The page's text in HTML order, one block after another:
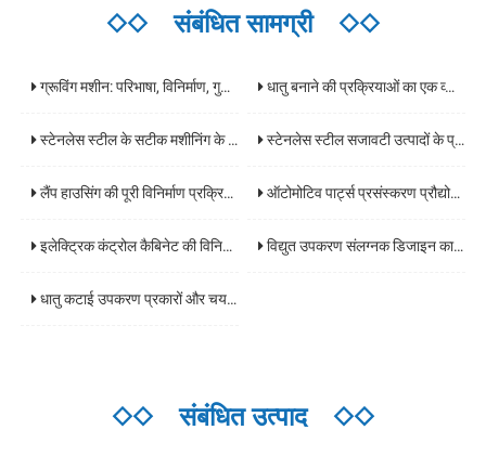
◇◇ संबंधित सामग्री ◇◇
ग्रूविंग मशीन: परिभाषा, विनिर्माण, गुण और औद्योगिक अनुप्रयोग धातु बनाने की प्रक्रियाओं का एक व्यापक विश्लेषण: कोर प्रौद्योगिकियां और अनुप्रयोग परिदृश्य
स्टेनलेस स्टील के सटीक मशीनिंग के मुख्य प्रौद्योगिकियों और उद्योग अनुप्रयोगों का एक व्यापक विश्लेषण स्टेनलेस स्टील सजावटी उत्पादों के प्रसंस्करण की पूरी प्रक्रिया का विश्लेषण और कोर प्रौद्योगिकियों के प्रमुख बिंदुओं
लैंप हाउसिंग की पूरी विनिर्माण प्रक्रिया का एक व्यापक विश्लेषण: सामग्री से तैयार उत्पादों तक मुख्य प्रौद्योगिकियां ऑटोमोटिव पार्ट्स प्रसंस्करण प्रौद्योगिकी का व्यापक विश्लेषण: रिक्तियों से तैयार उत्पादों तक मुख्य प्रौद्योगिकियां
इलेक्ट्रिक कंट्रोल कैबिनेट की विनिर्माण प्रक्रिया की विस्तृत व्याख्या: डिजाइन से डिलीवरी तक एक व्यापक गाइड विद्युत उपकरण संलग्नक डिजाइन का व्यापक विश्लेषण: सामग्री चयन मानदंड, सुरक्षा स्तर, और अनुप्रयोग परिदृश्य दिशानिर्देश
धातु कटाई उपकरण प्रकारों और चयन गाइड का विश्लेषण: प्रसंस्करण दक्षता में सुधार करने की कुंजी
◇◇ संबंधित उत्पाद ◇◇